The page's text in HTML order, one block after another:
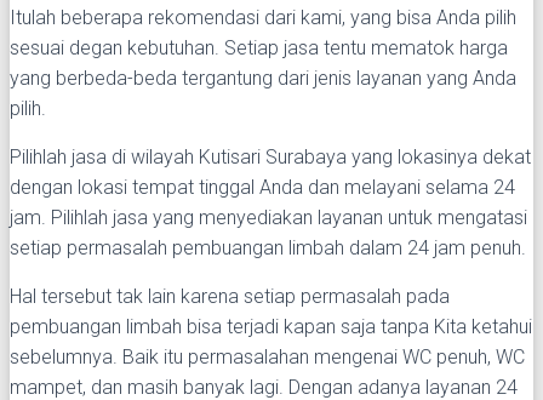
Itulah beberapa rekomendasi dari kami, yang bisa Anda pilih
sesuai degan kebutuhan. Setiap jasa tentu mematok harga
yang berbeda-beda tergantung dari jenis layanan yang Anda
pilih.
Pilihlah jasa di wilayah Kutisari Surabaya yang lokasinya dekat
dengan lokasi tempat tinggal Anda dan melayani selama 24
jam. Pilihlah jasa yang menyediakan layanan untuk mengatasi
setiap permasalah pembuangan limbah dalam 24 jam penuh.
Hal tersebut tak lain karena setiap permasalah pada
pembuangan limbah bisa terjadi kapan saja tanpa Kita ketahui
sebelumnya. Baik itu permasalahan mengenai WC penuh, WC
mampet, dan masih banyak lagi. Dengan adanya layanan 24